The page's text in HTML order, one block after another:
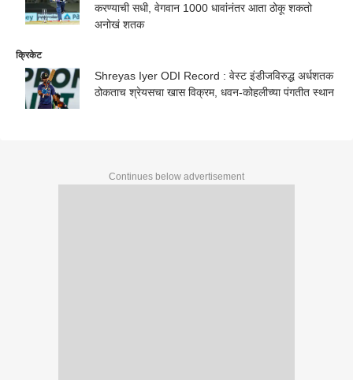
करण्याची सधी, वेगवान 1000 धावांनंतर आता ठोकू शकतो
अनोखं शतक
क्रिकेट
Shreyas Iyer ODI Record : वेस्ट इंडीजविरुद्ध अर्धशतक
ठोकताच श्रेयसचा खास विक्रम, धवन-कोहलीच्या पंगतीत स्थान
Continues below advertisement